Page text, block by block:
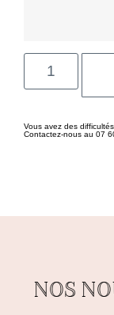
Vous avez des
Contactez-nous au 07
NOS